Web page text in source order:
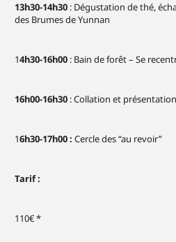
13h30-14h30 : Dégustation de thé,
des Brumes de Yunnan
14h30-16h00 : Bain de forêt – Se
16h00-16h30 : Collation et
16h30-17h00 : Cercle des “au revoir”
Tarif :
110€ *